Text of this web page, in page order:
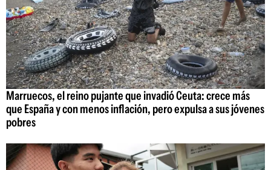
Marruecos, el reino pujante que invadió Ceuta: crece más
que España y con menos inflación, pero expulsa a sus jóvenes
pobres